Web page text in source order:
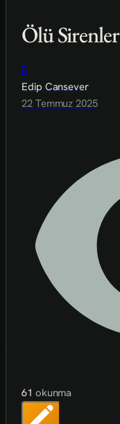
Ölü Sirenler
E
Edip Cansever
22 Temmuz 2025
61 okunma